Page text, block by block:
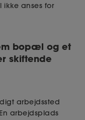
anses for
bopæl og et
skiftende
arbejdssted
arbejdsplads